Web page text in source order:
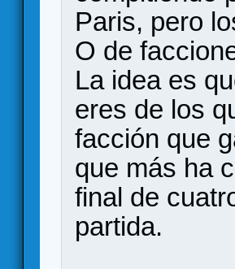
Paris, pero
O de
La idea es
eres de los
facción que
que más ha
final de
partida.